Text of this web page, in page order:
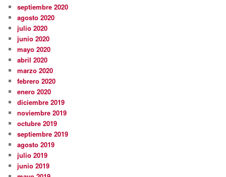
septiembre 2020
agosto 2020
julio 2020
junio 2020
mayo 2020
abril 2020
marzo 2020
febrero 2020
enero 2020
diciembre 2019
noviembre 2019
octubre 2019
septiembre 2019
agosto 2019
julio 2019
junio 2019